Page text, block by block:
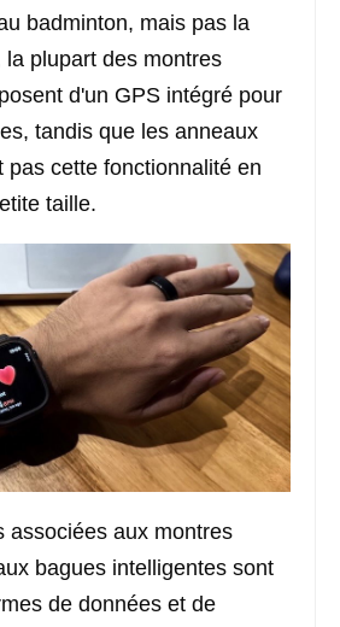
badminton, mais pas la
la plupart des montres
d'un GPS intégré pour
tandis que les anneaux
pas cette fonctionnalité en
taille.
associées aux montres
bagues intelligentes sont
de données et de